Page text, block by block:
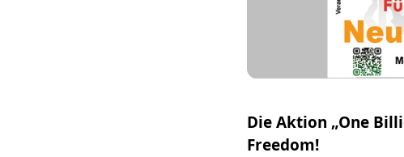
Die Aktion „One
Freedom!